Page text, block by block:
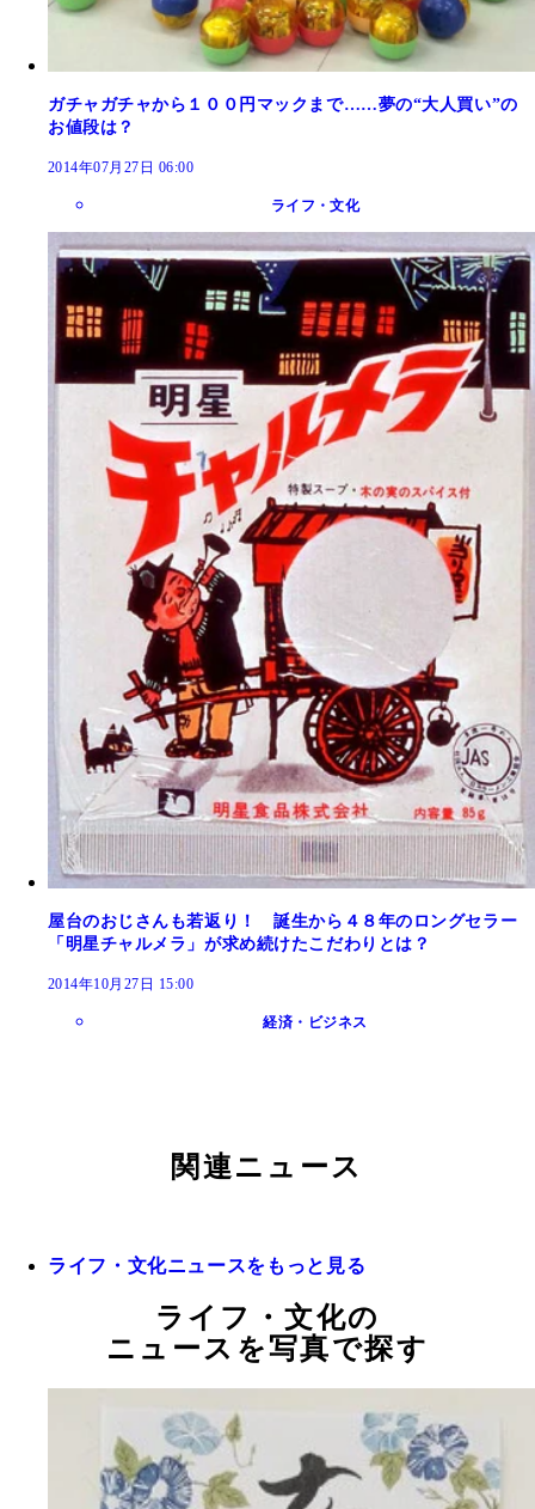
ガチャガチャから１００円マックまで……夢の“大人買い”の
お値段は？
2014年07月27日 06:00
ライフ・文化
屋台のおじさんも若返り！ 誕生から４８年のロングセラー
「明星チャルメラ」が求め続けたこだわりとは？
2014年10月27日 15:00
経済・ビジネス
関連ニュース
ライフ・文化ニュースをもっと見る
ライフ・文化の
ニュースを写真で探す